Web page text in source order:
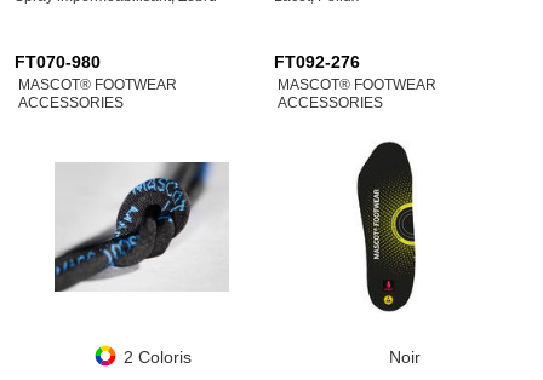
FT070-980
MASCOT® FOOTWEAR
ACCESSORIES
2 Coloris
FT092-276
MASCOT® FOOTWEAR
ACCESSORIES
Noir